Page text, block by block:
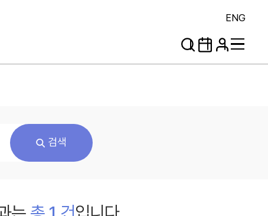
ENG
검색